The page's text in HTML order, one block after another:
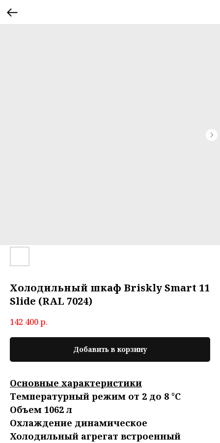
Холодильный шкаф Briskly Smart 11
Slide (RAL 7024)
142 400р.
Добавить в корзину
Основные характеристики
Температурный режим от 2 до 8 °C
Объем 1062 л
Охлаждение динамическое
Холодильный агрегат встроенный